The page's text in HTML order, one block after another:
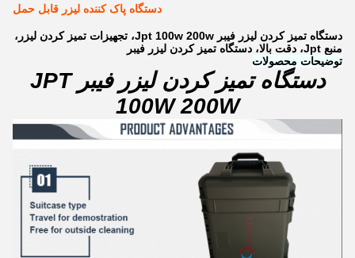
دستگاه پاک کننده لیزر قابل حمل
دستگاه تمیز کردن لیزر فیبر Jpt 100w 200w، تجهیزات تمیز کردن لیزر،
منبع Jpt، دقت بالا، دستگاه تمیز کردن لیزر فیبر
توضیحات محصولات
دستگاه تمیز کردن لیزر فیبر JPT
100W 200W